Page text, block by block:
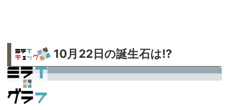
10月22日の誕生石は!?